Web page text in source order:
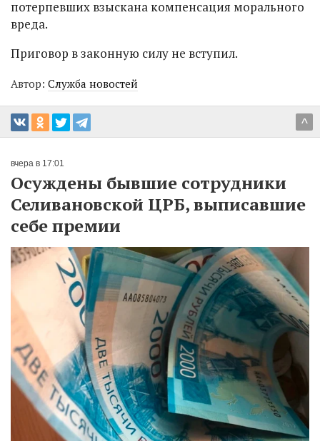
потерпевших взыскана компенсация морального
вреда.
Приговор в законную силу не вступил.
Автор: Служба новостей
^
вчера в 17:01
Осуждены бывшие сотрудники
Селивановской ЦРБ, выписавшие
себе премии